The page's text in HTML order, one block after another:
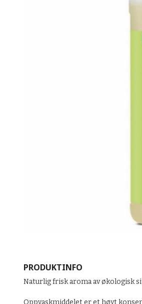
PRODUKTINFO
Naturlig frisk aroma av økologisk